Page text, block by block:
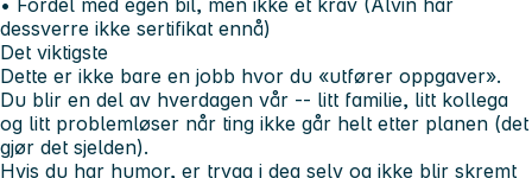
• Fordel med egen bil, men ikke et krav (Alvin har
dessverre ikke sertifikat ennå)
Det viktigste
Dette er ikke bare en jobb hvor du «utfører oppgaver».
Du blir en del av hverdagen vår -- litt familie, litt kollega
og litt problemløser når ting ikke går helt etter planen (det
gjør det sjelden).
Hvis du har humor, er trygg i deg selv og ikke blir skremt